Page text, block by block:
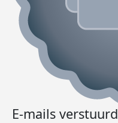
E-mails verstuurd